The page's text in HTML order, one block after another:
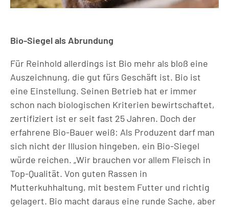
Bio-Siegel als Abrundung
Für Reinhold allerdings ist Bio mehr als bloß eine
Auszeichnung, die gut fürs Geschäft ist. Bio ist
eine Einstellung. Seinen Betrieb hat er immer
schon nach biologischen Kriterien bewirtschaftet,
zertifiziert ist er seit fast 25 Jahren. Doch der
erfahrene Bio-Bauer weiß: Als Produzent darf man
sich nicht der Illusion hingeben, ein Bio-Siegel
würde reichen. „Wir brauchen vor allem Fleisch in
Top-Qualität. Von guten Rassen in
Mutterkuhhaltung, mit bestem Futter und richtig
gelagert. Bio macht daraus eine runde Sache, aber